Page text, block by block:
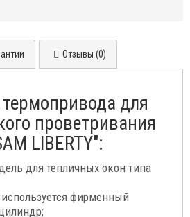
Отзывы (0)
для
проветривания
LIBERTY":
для тепличных окон типа
фирменный